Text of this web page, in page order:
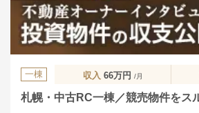
一棟 収入 66万円 /月
札幌・中古RC一棟／競売物件をス